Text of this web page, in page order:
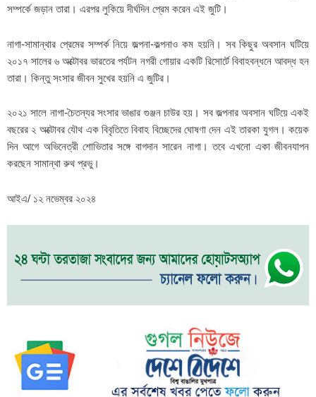
সম্পর্কে জড়ান তারা। এরপর লুকিয়ে দীর্ঘদিন প্রেম করেন এই জুটি।
নাগা-সামান্থার প্রেমের সম্পর্ক নিয়ে জল্পনা-কল্পনাও কম হয়নি। সব কিছুর অবসান ঘটিয়ে
২০১৭ সালের ৬ অক্টোবর ভারতের পর্যটন নগরী গোয়ার একটি রিসোর্টে বিবাহবন্ধনে আবদ্ধ হন
তারা। কিন্তু সংসার জীবন সুখের হয়নি এ জুটির।
২০২১ সালে নাগা-চৈতন্যর সংসার ভাঙার গুঞ্জন চাউর হয়। সব জল্পনার অবসান ঘটিয়ে একই
বছরের ২ অক্টোবর যৌথ এক বিবৃতিতে বিবাহ বিচ্ছেদের ঘোষণা দেন এই তারকা যুগল। কয়েক
দিন আগে অভিনেত্রী শোভিতার সঙ্গে বাগদান সারেন নাগা। তবে এখনো একা জীবনযাপন
করছেন সামান্থা রুথ প্রভু।
আইএ/ ১২ নভেম্বর ২০২৪